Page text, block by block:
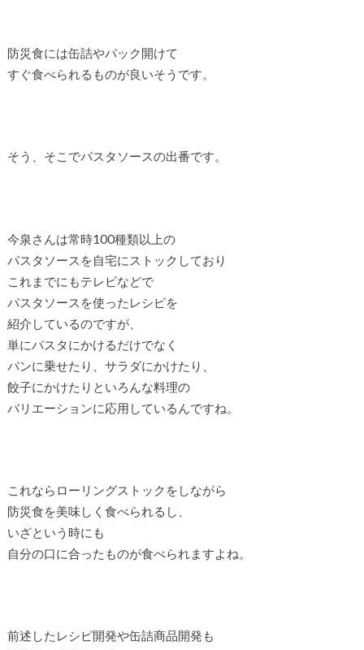
防災食には缶詰やパック開けて
すぐ食べられるものが良いそうです。
そう、そこでパスタソースの出番です。
今泉さんは常時100種類以上の
パスタソースを自宅にストックしており
これまでにもテレビなどで
パスタソースを使ったレシピを
紹介しているのですが、
単にパスタにかけるだけでなく
パンに乗せたり、サラダにかけたり、
餃子にかけたりといろんな料理の
バリエーションに応用しているんですね。
これならローリングストックをしながら
防災食を美味しく食べられるし、
いざという時にも
自分の口に合ったものが食べられますよね。
前述したレシピ開発や缶詰商品開発も